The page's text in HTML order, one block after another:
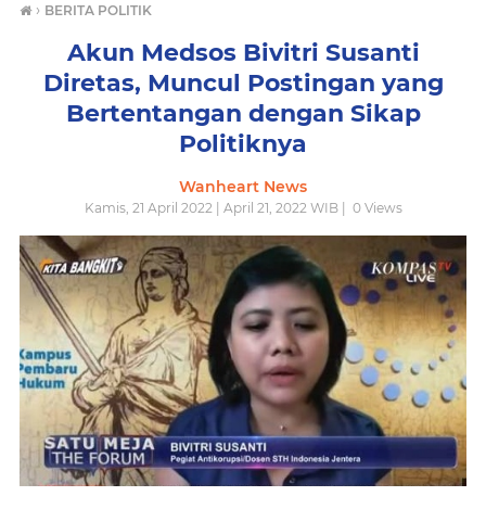
› BERITA POLITIK
Akun Medsos Bivitri Susanti
Diretas, Muncul Postingan yang
Bertentangan dengan Sikap
Politiknya
Wanheart News
Kamis, 21 April 2022 | April 21, 2022 WIB | 0Views